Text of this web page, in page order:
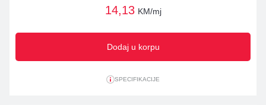
14,13 KM/mj
Dodaj u korpu
SPECIFIKACIJE